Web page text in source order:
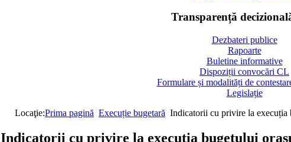
Transparență
Dezbateri publice
Rapoarte
Buletine informative
Dispoziții convocări CL
Formulare și modalități de
Legislație
Locaţie:Prima pagină Execuție bugetară Indicatorii cu privire la
Indicatorii cu privire la execuția bugetului